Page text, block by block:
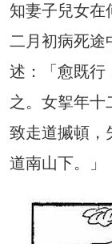
知妻子兒女
二月初病死途
述：「愈既行
之。女挐年
致走道摵頓，
道南山下。」